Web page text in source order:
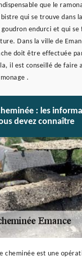
que le
qui se trouve dans
endurci et qui se
Dans la ville de
doit être effectuée
il est conseillé de faire
.
: les
devez connaître
cheminée est une